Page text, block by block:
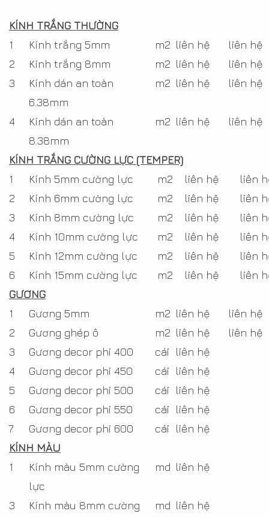
KÍNH TRẮNG THƯỜNG
1
Kính trắng 5mm m2 liên hệ
liên hệ
2
Kính trắng 8mm m2 liên hệ
liên hệ
3
Kính dán an toàn
6.38mm
m2 liên hệ liên hệ
4
Kính dán an toàn
8.38mm
m2 liên hệ liên hệ
KÍNH TRẮNG CƯỜNG LỰC (TEMPER)
1
Kính 5mm cường lực m2 liên hệ
liên
2
Kính 6mm cường lực m2 liên hệ
liên
3
Kính 8mm cường lực m2 liên hệ
liên
4
Kính 10mm cường lực m2 liên hệ
liên
5
Kính 12mm cường lực m2 liên hệ
liên
6
Kính 15mm cường lực m2 liên hệ
liên
GƯƠNG
1
Gương 5mm m2 liên hệ
liên hệ
2
Gương ghép ô m2 liên hệ
liên hệ
3
Gương decor phi 400 cái
liên hệ
4
Gương decor phi 450 cái
liên hệ
5
Gương decor phi 500 cái
liên hệ
6
Gương decor phi 550 cái
liên hệ
7
Gương decor phi 600 cái
liên hệ
KÍNH MÀU
1
Kính màu 5mm cường
lực
md liên hệ
3
Kính màu 8mm cường
md liên hệ